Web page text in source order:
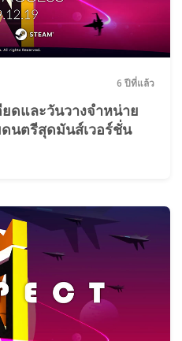
6 ปีที่แล้ว
ดและวันวางจำหน่าย
ดนตรีสุดมันส์เวอร์ชั่น